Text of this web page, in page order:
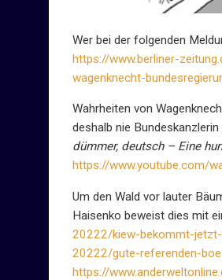
Wer bei der folgenden
https://www.berliner-
wagenknecht-
Wahrheiten von
deshalb nie
dümmer, deutsch – Eine
https://www.youtube.com/
Um den Wald vor lauter
Haisenko beweist dies mit
20222/kiew-bekommt-
20222/gute-referenden-
https://